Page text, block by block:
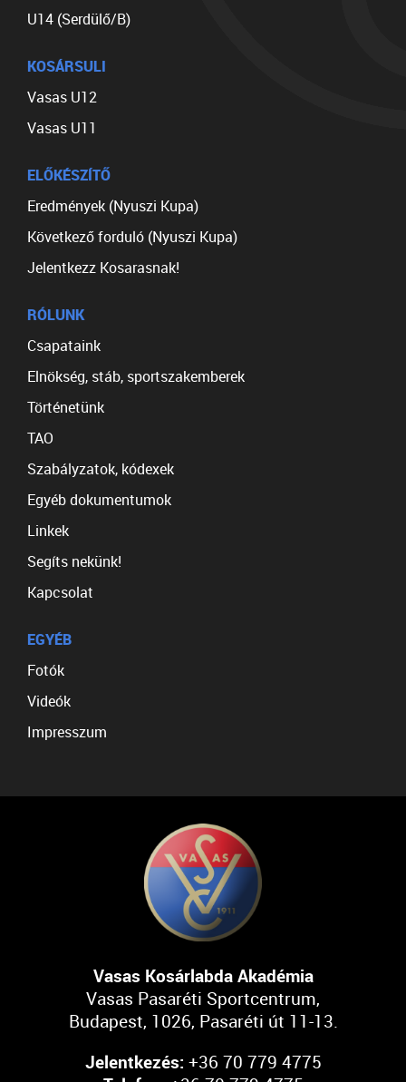
U14 (Serdülő/B)
KOSÁRSULI
Vasas U12
Vasas U11
ELŐKÉSZÍTŐ
Eredmények (Nyuszi Kupa)
Következő forduló (Nyuszi Kupa)
Jelentkezz Kosarasnak!
RÓLUNK
Csapataink
Elnökség, stáb, sportszakemberek
Történetünk
TAO
Szabályzatok, kódexek
Egyéb dokumentumok
Linkek
Segíts nekünk!
Kapcsolat
EGYÉB
Fotók
Videók
Impresszum
Vasas Kosárlabda Akadémia
Vasas Pasaréti Sportcentrum,
Budapest, 1026, Pasaréti út 11-13.
Jelentkezés: +36 70 779 4775